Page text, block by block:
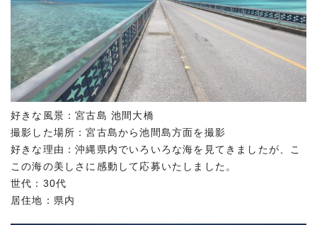
好きな風景：宮古島 池間大橋
撮影した場所：宮古島から池間島方面を撮影
好きな理由：沖縄県内でいろいろな海を見てきましたが、こ
この海の美しさに感動して応募いたしました。
世代：30代
居住地：県内